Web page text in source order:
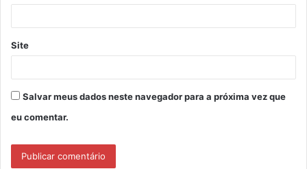
*
Site
Salvar meus dados neste navegador para a próxima vez que
eu comentar.